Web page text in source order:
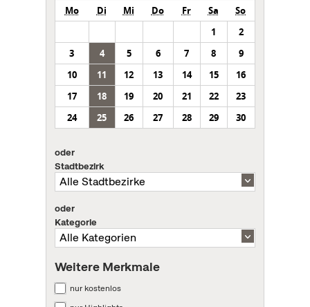
Mo Di Mi Do Fr Sa
So
1
2
3
4 5 6 7 8
9
10
11 12 13 14 15
16
17
18 19 20 21 22
23
24
25 26 27 28 29 30
oder
Stadtbezirk
oder
Kategorie
Weitere Merkmale
nur kostenlos